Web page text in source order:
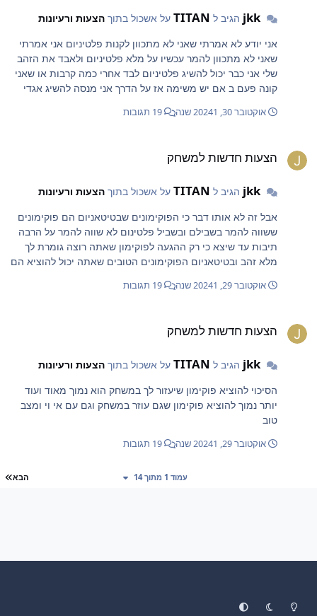
jkk הגיב ל TITANעל אשכול בתוך הצעות ורעיונות
אני יודע לא אמרתי שאני לא מתכוון לקנות פלטיניום אני אמרתי
שאני לא מתכוון להמר עכשיו על מלא פלטיניום ולאבד את הזהב
שלי אני כבר יכול להשיג פלטיניום לבד אחרי כמה קרבות או שאני
קונה פעם ב אם יש משימה אז על הדרך אני מנסה להשיג אגדי
אוקטובר 30, 2024 1 שנה
הצעות חדשות למשחק
jkk הגיב ל TITANעל אשכול בתוך הצעות ורעיונות
אבל זה לא אותו דבר כי הפוקימונים שבטיטאניום הם פוקימונים
ששווה להמר בשבילם ובשביל פלטינום לא שווה להמר על הרבה
תיבות עד שיצא כי רק ההגעה לפוקימון שאתה רוצה גומרת לך
מלא זהב ובטיטאניום הפוקימונים הטובים שאתה יכול להוציא הם
בסוחרים מישהו להחליף עליו ובסוחרים רק לעיתים רחוקות יש
אוקטובר 29, 2024 1 שנה
הצעות חדשות למשחק
jkk הגיב ל TITANעל אשכול בתוך הצעות ורעיונות
הסיכוי להוציא פוקימון שיעזור לך במשחק הוא נמוך מאוד ועוד
יותר נמוך להוציא פוקימון שגם עוזר במשחק וגם עם אי וי ומצב
טוב
אוקטובר 29, 2024 1 שנה
הבא עמוד 1 מתוך 14
Light Mode
Dark Mode
System Preference